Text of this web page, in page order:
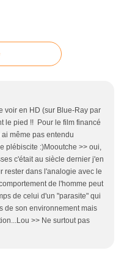
voir en HD (sur Blue-Ray par
le pied !! Pour le film financé
même pas entendu
plébiscite :)Mooutche >> oui,
c'était au siècle dernier j'en
rester dans l'analogie avec le
de l'homme peut
de celui d'un "parasite" qui
de son environnement mais
>> Ne surtout pas